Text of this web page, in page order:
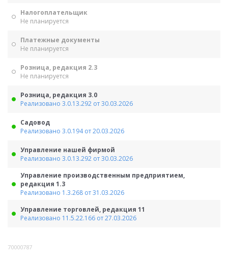
Налогоплательщик
Не планируется
Платежные документы
Не планируется
Розница, редакция 2.3
Не планируется
Розница, редакция 3.0
Реализовано 3.0.13.292 от 30.03.2026
Садовод
Реализовано 3.0.194 от 20.03.2026
Управление нашей фирмой
Реализовано 3.0.13.292 от 30.03.2026
Управление производственным предприятием,
редакция 1.3
Реализовано 1.3.268 от 31.03.2026
Управление торговлей, редакция 11
Реализовано 11.5.22.166 от 27.03.2026
70000787